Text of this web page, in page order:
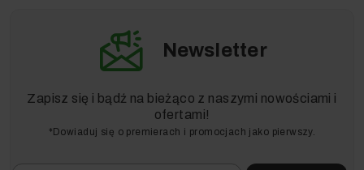
Newsletter
Zapisz się i bądź na bieżąco z naszymi nowościami i
ofertami!
*Dowiaduj się o premierach i promocjach jako pierwszy.